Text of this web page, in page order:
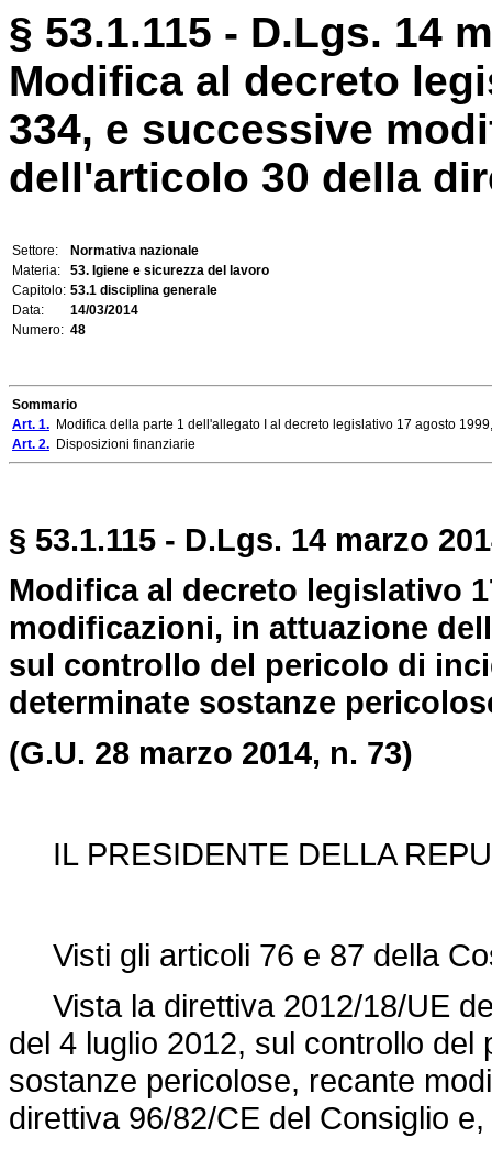
§ 53.1.115 - D.Lgs. 14
Modifica al decreto
334, e successive
dell'articolo 30 della
Settore:
Normativa nazionale
Materia:
53. Igiene e sicurezza del lavoro
Capitolo: 53.1 disciplina generale
Data:
14/03/2014
Numero: 48
Sommario
Art. 1. Modifica della parte 1 dell'allegato I al decreto legislativo 17 agosto
Art. 2. Disposizioni finanziarie
§ 53.1.115 - D.Lgs. 14 marzo
Modifica al decreto legislativo
modificazioni, in attuazione
sul controllo del pericolo di
determinate sostanze
(G.U. 28 marzo 2014, n. 73)
IL PRESIDENTE DELLA
Visti gli articoli 76 e 87 della
Vista la direttiva 2012/18/UE
del 4 luglio 2012, sul controllo
sostanze pericolose, recante
direttiva 96/82/CE del Consiglio